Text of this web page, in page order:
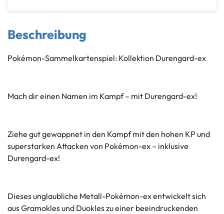
Beschreibung
Pokémon-Sammelkartenspiel: Kollektion Durengard-ex
Mach dir einen Namen im Kampf – mit Durengard-ex!
Ziehe gut gewappnet in den Kampf mit den hohen KP und
superstarken Attacken von Pokémon-ex – inklusive
Durengard-ex!
Dieses unglaubliche Metall-Pokémon-ex entwickelt sich
aus Gramokles und Duokles zu einer beeindruckenden